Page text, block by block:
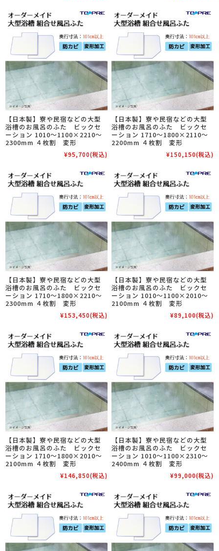
【日本製】寮や民宿などの大型
浴槽のお風呂のふた ビックセ
ーション 1010～1100×2210～
2300mm ４枚割 変形
¥95,700(税込)
【日本製】寮や民宿などの大型
浴槽のお風呂のふた ビックセ
ーション 1710～1800×2110～
2200mm ４枚割 変形
¥150,150(税込)
【日本製】寮や民宿などの大型
浴槽のお風呂のふた ビックセ
ーション 1710～1800×2210～
2300mm ４枚割 変形
¥153,450(税込)
【日本製】寮や民宿などの大型
浴槽のお風呂のふた ビックセ
ーション 1010～1100×2010～
2100mm ４枚割 変形
¥89,100(税込)
【日本製】寮や民宿などの大型
浴槽のお風呂のふた ビックセ
ーション 1710～1800×2010～
2100mm ４枚割 変形
¥146,850(税込)
【日本製】寮や民宿などの大型
浴槽のお風呂のふた ビックセ
ーション 1010～1100×2310～
2400mm ４枚割 変形
¥99,000(税込)